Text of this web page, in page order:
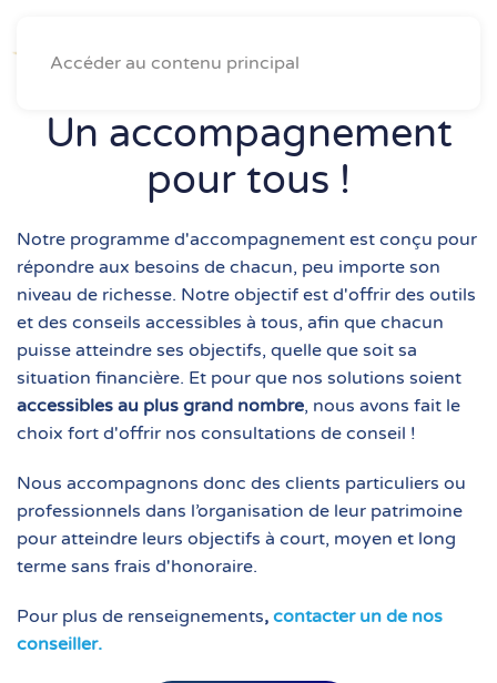
Accéder au contenu principal
Un accompagnement
pour tous !
Notre programme d'accompagnement est conçu pour
répondre aux besoins de chacun, peu importe son
niveau de richesse. Notre objectif est d'offrir des outils
et des conseils accessibles à tous, afin que chacun
puisse atteindre ses objectifs, quelle que soit sa
situation financière. Et pour que nos solutions soient
accessibles au plus grand nombre, nous avons fait le
choix fort d'offrir nos consultations de conseil !
Nous accompagnons donc des clients particuliers ou
professionnels dans l’organisation de leur patrimoine
pour atteindre leurs objectifs à court, moyen et long
terme sans frais d'honoraire.
Pour plus de renseignements, contacter un de nos
conseiller.